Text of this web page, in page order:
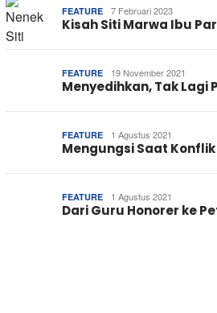
FEATURE 7 Februari 2023
Kisah Siti Marwa Ibu
FEATURE 19 November 2021
Menyedihkan, Tak Lagi
FEATURE 1 Agustus 2021
Mengungsi Saat
FEATURE 1 Agustus 2021
Dari Guru Honorer ke